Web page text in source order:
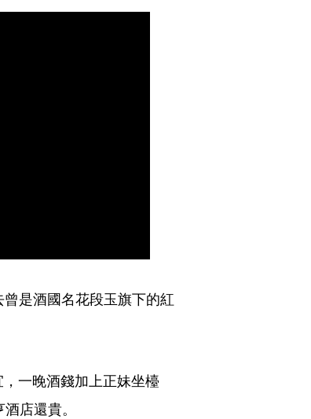
是酒國名花段玉旗下的紅
一晚酒錢加上正妹坐檯
店還貴。